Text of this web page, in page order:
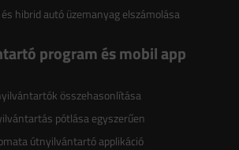
hibrid autó üzemanyag elszámolása
program és mobil app
összehasonlítása
pótlása egyszerűen
útnyilvántartó applikáció